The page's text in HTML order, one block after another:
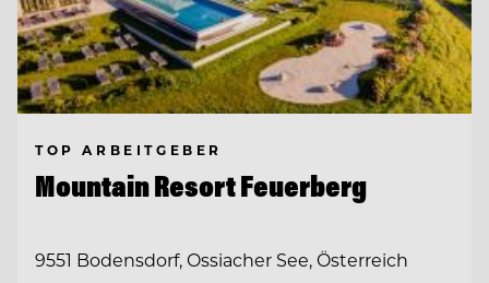
TOP ARBEITGEBER
Mountain Resort Feuerberg
9551 Bodensdorf, Ossiacher See, Österreich